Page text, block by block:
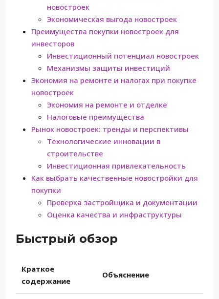
новостроек
Экономическая выгода новостроек
Преимущества покупки новостроек для
инвесторов
Инвестиционный потенциал новостроек
Механизмы защиты инвестиций
Экономия на ремонте и налогах при покупке
новостроек
Экономия на ремонте и отделке
Налоговые преимущества
Рынок новостроек: тренды и перспективы
Технологические инновации в
строительстве
Инвестиционная привлекательность
Как выбрать качественные новостройки для
покупки
Проверка застройщика и документации
Оценка качества и инфраструктуры
Быстрый обзор
Краткое
содержание
Объяснение